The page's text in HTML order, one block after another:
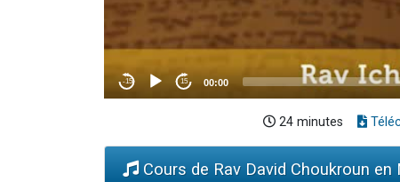
24 minutes
Cours de Rav David Choukroun en